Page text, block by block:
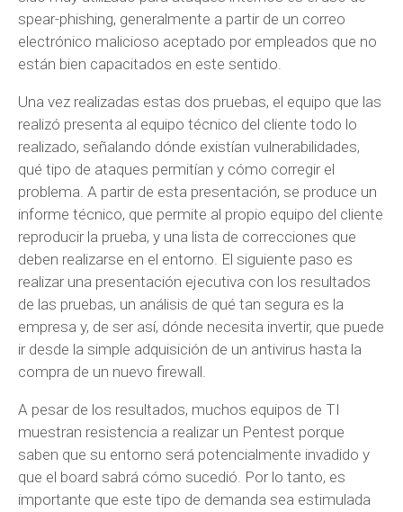
spear-phishing, generalmente a partir de un correo
electrónico malicioso aceptado por empleados que no
están bien capacitados en este sentido.
Una vez realizadas estas dos pruebas, el equipo que las
realizó presenta al equipo técnico del cliente todo lo
realizado, señalando dónde existían vulnerabilidades,
qué tipo de ataques permitían y cómo corregir el
problema. A partir de esta presentación, se produce un
informe técnico, que permite al propio equipo del cliente
reproducir la prueba, y una lista de correcciones que
deben realizarse en el entorno. El siguiente paso es
realizar una presentación ejecutiva con los resultados
de las pruebas, un análisis de qué tan segura es la
empresa y, de ser así, dónde necesita invertir, que puede
ir desde la simple adquisición de un antivirus hasta la
compra de un nuevo firewall.
A pesar de los resultados, muchos equipos de TI
muestran resistencia a realizar un Pentest porque
saben que su entorno será potencialmente invadido y
que el board sabrá cómo sucedió. Por lo tanto, es
importante que este tipo de demanda sea estimulada